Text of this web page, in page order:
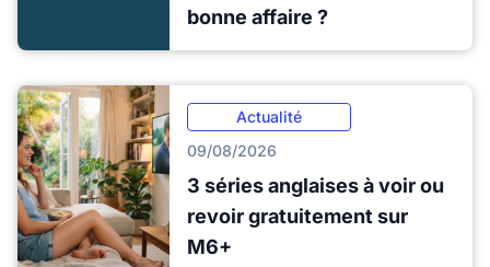
bonne affaire ?
Actualité
09/08/2026
3 séries anglaises à voir ou
revoir gratuitement sur
M6+